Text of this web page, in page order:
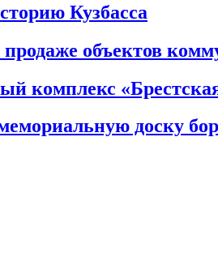
Кузбасса
объектов
комплекс
доску